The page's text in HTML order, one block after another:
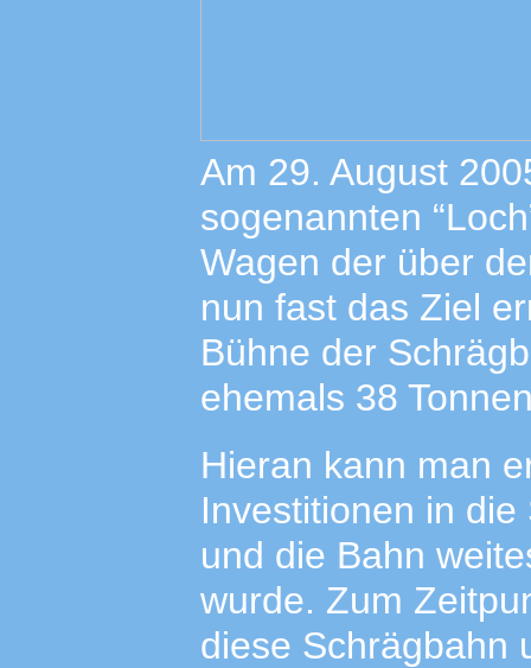
Am 29. August
sogenannten
Wagen der über
nun fast das Ziel
Bühne der
ehemals 38
Hieran kann man
Investitionen in
und die Bahn
wurde. Zum
diese Schrägbahn